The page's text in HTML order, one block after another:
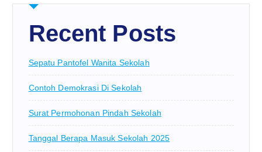
Recent Posts
Sepatu Pantofel Wanita Sekolah
Contoh Demokrasi Di Sekolah
Surat Permohonan Pindah Sekolah
Tanggal Berapa Masuk Sekolah 2025